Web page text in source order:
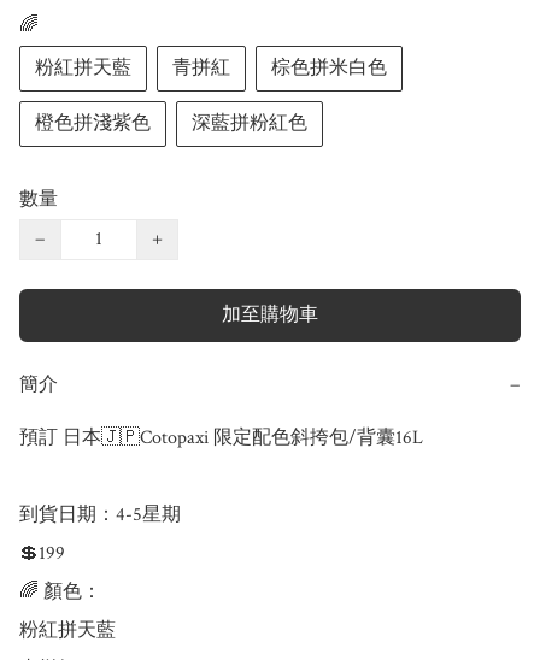
🌈
粉紅拼天藍
青拼紅 棕色拼米白色
橙色拼淺紫色 深藍拼粉紅色
數量
−
+
加至購物車
簡介 −
預訂 日本🇯🇵Cotopaxi 限定配色斜挎包/背囊16L
到貨日期：4-5星期
💲199
🌈 顏色：
粉紅拼天藍